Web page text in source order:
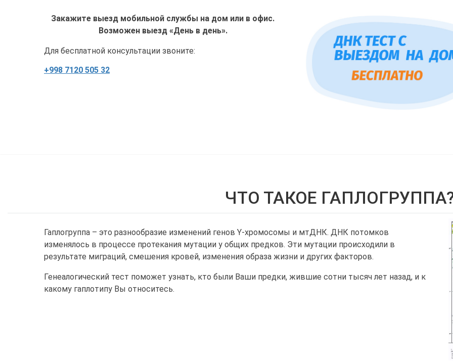
Закажите выезд мобильной службы на дом или в офис.
Возможен выезд «День в день».
Для бесплатной консультации звоните:
+998 7120 505 32
ЧТО ТАКОЕ
Гаплогруппа – это разнообразие изменений генов Y-хромосомы и мтДНК. ДНК потомков
изменялось в процессе протекания мутации у общих предков. Эти мутации происходили в
результате миграций, смешения кровей, изменения образа жизни и других факторов.
Генеалогический тест поможет узнать, кто были Ваши предки, жившие сотни тысяч лет назад, и к
какому гаплотипу Вы относитесь.